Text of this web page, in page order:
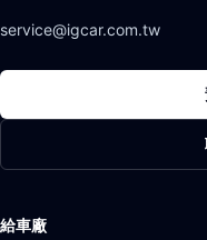
service@igcar.com.tw
給車廠